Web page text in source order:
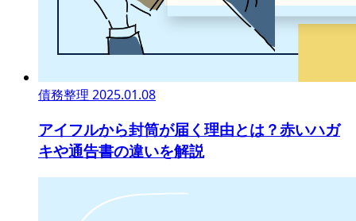
債務整理 2025.01.08
アイフルから封筒が届く理由とは？赤いハガ
キや通告書の違いを解説